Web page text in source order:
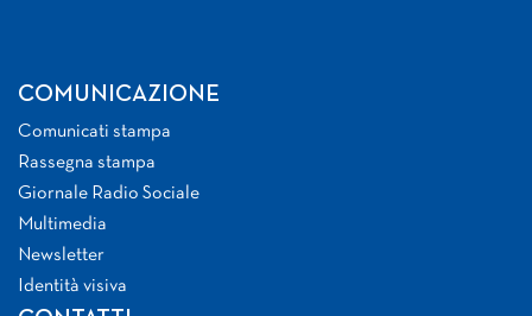
COMUNICAZIONE
Comunicati stampa
Rassegna stampa
Giornale Radio Sociale
Multimedia
Newsletter
Identità visiva